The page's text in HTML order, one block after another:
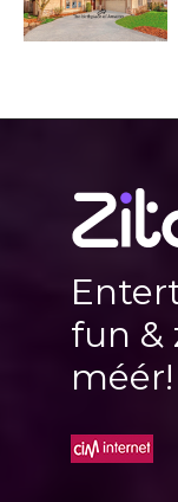
fun &
méér!